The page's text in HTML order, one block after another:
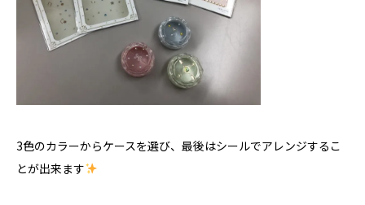
3色のカラーからケースを選び、最後はシールでアレンジするこ
とが出来ます